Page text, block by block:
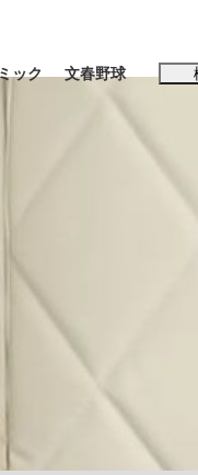
めて明かした日本代表監
ルたち
ック 文春野球